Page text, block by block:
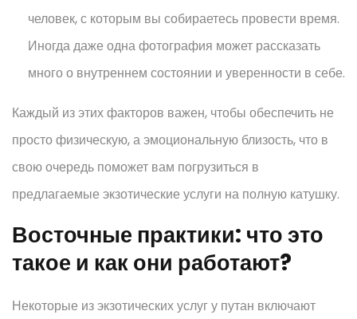
человек, с которым вы собираетесь провести время.
Иногда даже одна фотография может рассказать
много о внутреннем состоянии и уверенности в себе.
Каждый из этих факторов важен, чтобы обеспечить не
просто физическую, а эмоциональную близость, что в
свою очередь поможет вам погрузиться в
предлагаемые экзотические услуги на полную катушку.
Восточные практики: что это
такое и как они работают?
Некоторые из экзотических услуг у путан включают